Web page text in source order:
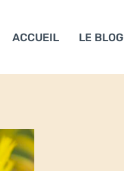
ACCUEIL LE BLOG